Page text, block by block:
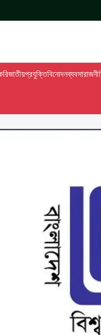
জাতীয়প্রযুক্তিবিনোদনব্যবসা